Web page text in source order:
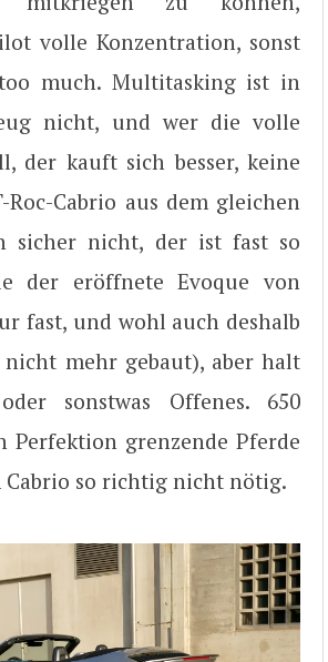
volle Konzentration, sonst
much. Multitasking ist in
nicht, und wer die volle
der kauft sich besser, keine
Cabrio aus dem gleichen
sicher nicht, der ist fast so
der eröffnete Evoque von
fast, und wohl auch deshalb
mehr gebaut), aber halt
sonstwas Offenes. 650
Perfektion grenzende Pferde
Cabrio so richtig nicht nötig.